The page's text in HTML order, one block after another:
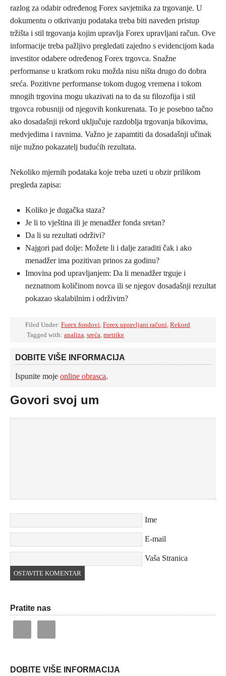
razlog za odabir određenog Forex savjetnika za trgovanje. U
dokumentu o otkrivanju podataka treba biti naveden pristup
tržišta i stil trgovanja kojim upravlja Forex upravljani račun. Ove
informacije treba pažljivo pregledati zajedno s evidencijom kada
investitor odabere određenog Forex trgovca. Snažne
performanse u kratkom roku možda nisu ništa drugo do dobra
sreća. Pozitivne performanse tokom dugog vremena i tokom
mnogih trgovina mogu ukazivati ​​na to da su filozofija i stil
trgovca robusniji od njegovih konkurenata. To je posebno tačno
ako dosadašnji rekord uključuje razdoblja trgovanja bikovima,
medvjedima i ravnima. Važno je zapamtiti da dosadašnji učinak
nije nužno pokazatelj budućih rezultata.
Nekoliko mjernih podataka koje treba uzeti u obzir prilikom
pregleda zapisa:
Koliko je dugačka staza?
Je li to vještina ili je menadžer fonda sretan?
Da li su rezultati održivi?
Najgori pad dolje: Možete li i dalje zaraditi čak i ako
menadžer ima pozitivan prinos za godinu?
Imovina pod upravljanjem: Da li menadžer trguje i
neznatnom količinom novca ili se njegov dosadašnji rezultat
pokazao skalabilnim i održivim?
Filed Under: Forex fondovi, Forex upravljani računi, Rekord
Tagged with: analiza, sreća, metrike
DOBITE VIŠE INFORMACIJA
Ispunite moje online obrasca.
Govori svoj um
Ime
E-mail
Vaša Stranica
Pratite nas
DOBITE VIŠE INFORMACIJA